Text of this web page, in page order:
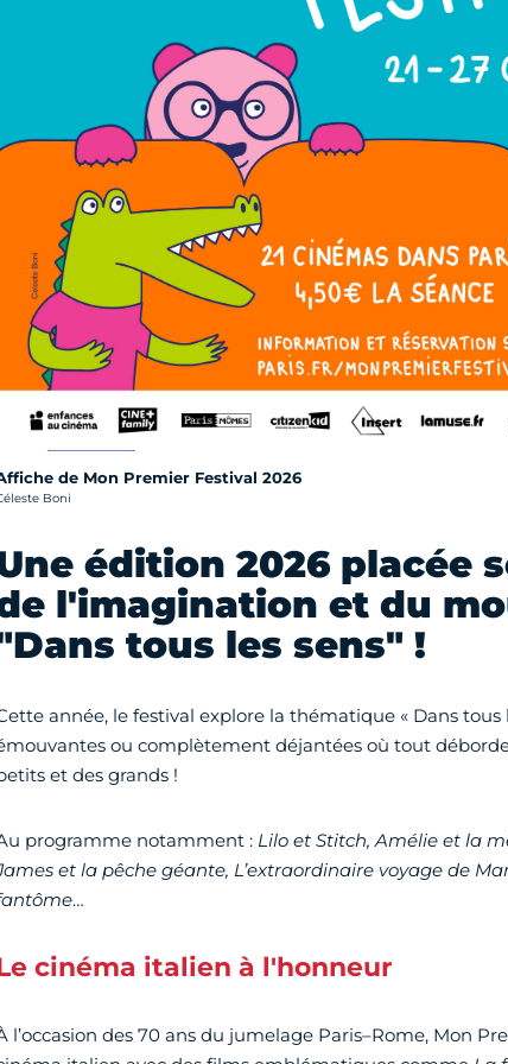
de Mon Premier Festival 2026
photo :
Boni
édition 2026 placée
l'imagination et du
tous les sens" !
année, le festival explore la thématique « Dans tous
ou complètement déjantées où tout
et des grands !
programme notamment : Lilo et Stitch, Amélie et la
et la pêche géante, L’extraordinaire voyage de
…
cinéma italien à l'honneur
l’occasion des 70 ans du jumelage Paris–Rome, Mon